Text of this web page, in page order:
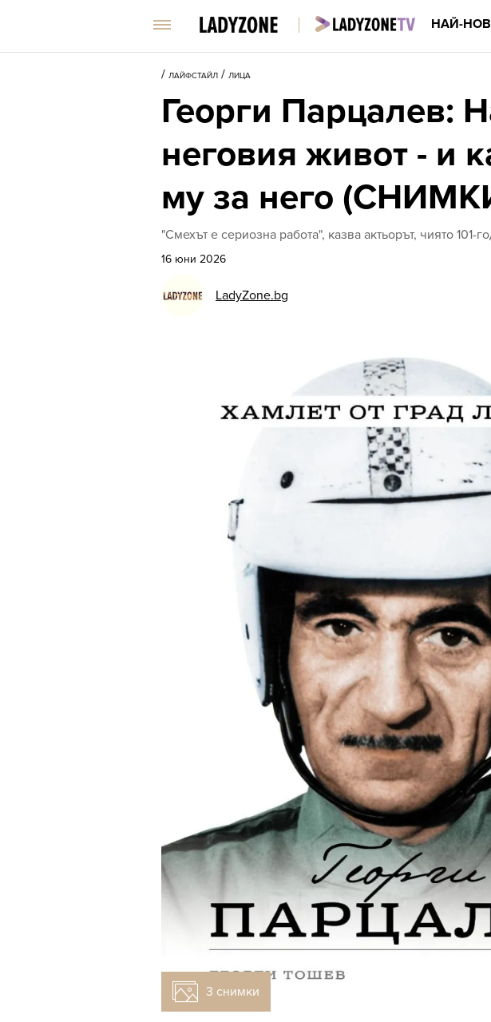
НАЙ-
/ ЛАЙФСТАЙЛ / ЛИЦА
Георги Парцалев:
неговия живот - и
му за него
"Смехът е сериозна работа", казва актьорът, чиято
16 юни 2026
LadyZone.bg
3 снимки